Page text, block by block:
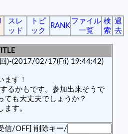
スレ
ッド
トピ
ック
RANK
ファイル
一覧
検
索
過
去
)-(2017/02/17(Fri) 19:44:42)
ます！
るかもです。参加出来そうで
ても大丈夫でしょうか？
ます。
信/OFF] 削除キー/